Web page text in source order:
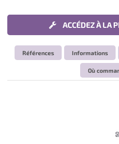
ACCÉDEZ À LA
Références Informations
Où